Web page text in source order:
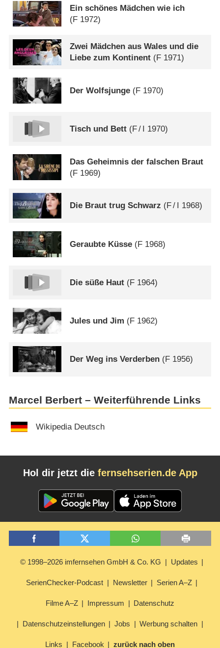
Ein schönes Mädchen wie ich
(F 1972)
Zwei Mädchen aus Wales und die
Liebe zum Kontinent (F 1971)
Der Wolfsjunge (F 1970)
Tisch und Bett (F/ I 1970)
Das Geheimnis der falschen Braut
(F 1969)
Die Braut trug Schwarz (F/ 1968)
Geraubte Küsse (F 1968)
Die süße Haut (F 1964)
Jules und Jim (F 1962)
Der Weg ins Verderben (F 1956)
Marcel Berbert – Weiterführende Links
Wikipedia Deutsch
Hol dir jetzt die fernsehserien.de App
© 1998–2026 imfernsehen GmbH & Co. KG Updates
SerienChecker-Podcast Newsletter Serien A–Z
Filme A–Z Impressum Datenschutz
Datenschutzeinstellungen Jobs Werbung schalten
Links Facebook zurück nach oben